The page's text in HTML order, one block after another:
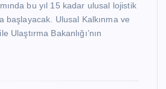
bu yıl 15 kadar ulusal lojistik
başlayacak. Ulusal Kalkınma ve
Ulaştırma Bakanlığı’nın